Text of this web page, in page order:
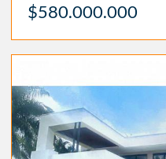
$580.000.000